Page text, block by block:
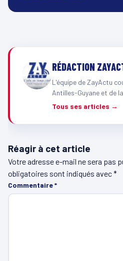
RÉDACTION
L'équipe de ZayActu
Antilles-Guyane et de
Tous ses articles →
Réagir à cet article
Votre adresse e-mail ne sera pas
obligatoires sont indiqués avec*
Commentaire*